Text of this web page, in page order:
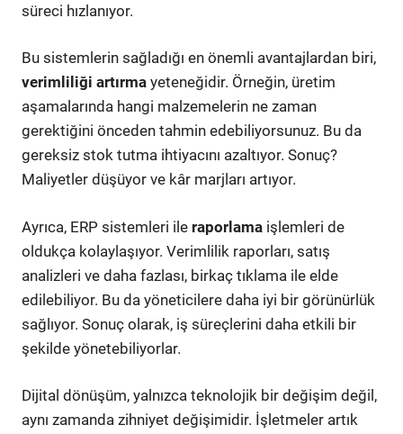
süreci hızlanıyor.
Bu sistemlerin sağladığı en önemli avantajlardan biri,
verimliliği artırma yeteneğidir. Örneğin, üretim
aşamalarında hangi malzemelerin ne zaman
gerektiğini önceden tahmin edebiliyorsunuz. Bu da
gereksiz stok tutma ihtiyacını azaltıyor. Sonuç?
Maliyetler düşüyor ve kâr marjları artıyor.
Ayrıca, ERP sistemleri ile raporlama işlemleri de
oldukça kolaylaşıyor. Verimlilik raporları, satış
analizleri ve daha fazlası, birkaç tıklama ile elde
edilebiliyor. Bu da yöneticilere daha iyi bir görünürlük
sağlıyor. Sonuç olarak, iş süreçlerini daha etkili bir
şekilde yönetebiliyorlar.
Dijital dönüşüm, yalnızca teknolojik bir değişim değil,
aynı zamanda zihniyet değişimidir. İşletmeler artık